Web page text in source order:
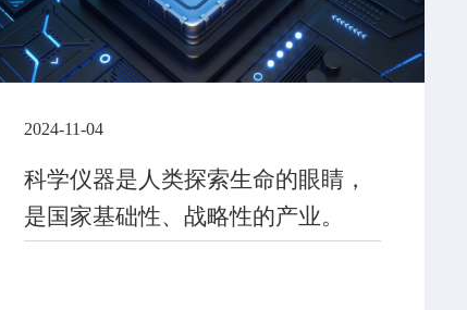
2024-11-04
科学仪器是人类探索生命的眼睛，
是国家基础性、战略性的产业。